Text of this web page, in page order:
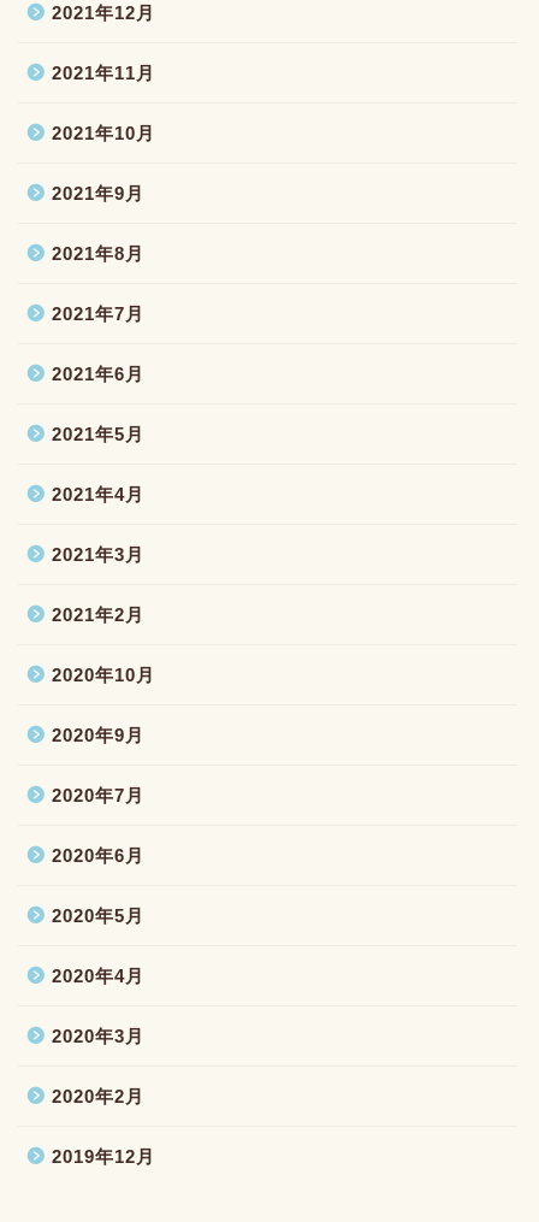
2021年12月
2021年11月
2021年10月
2021年9月
2021年8月
2021年7月
2021年6月
2021年5月
2021年4月
2021年3月
2021年2月
2020年10月
2020年9月
2020年7月
2020年6月
2020年5月
2020年4月
2020年3月
2020年2月
2019年12月